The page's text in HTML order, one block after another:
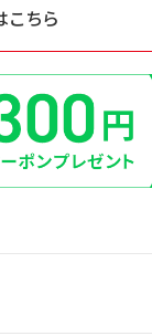
こちら